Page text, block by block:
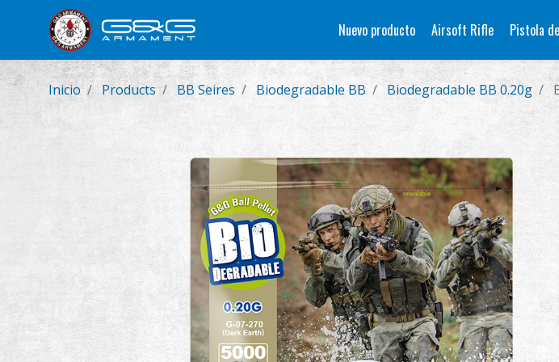
Nuevo producto Airsoft Rifle Pistola
Inicio Products BB Seires Biodegradable BB Biodegradable BB 0.20g